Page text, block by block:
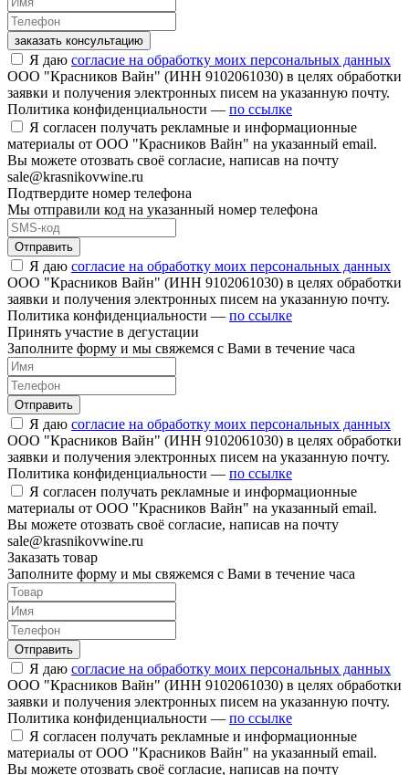
заказать консультацию
Я даю согласие на обработку моих персональных данных
ООО "Красников Вайн" (ИНН 9102061030) в целях обработки
заявки и получения электронных писем на указанную почту.
Политика конфиденциальности — по ссылке
Я согласен получать рекламные и информационные
материалы от ООО "Красников Вайн" на указанный email.
Вы можете отозвать своё согласие, написав на почту
sale@krasnikovwine.ru
Подтвердите номер телефона
Мы отправили код на указанный номер телефона
Отправить
Я даю согласие на обработку моих персональных данных
ООО "Красников Вайн" (ИНН 9102061030) в целях обработки
заявки и получения электронных писем на указанную почту.
Политика конфиденциальности — по ссылке
Принять участие в дегустации
Заполните форму и мы свяжемся с Вами в течение часа
Отправить
Я даю согласие на обработку моих персональных данных
ООО "Красников Вайн" (ИНН 9102061030) в целях обработки
заявки и получения электронных писем на указанную почту.
Политика конфиденциальности — по ссылке
Я согласен получать рекламные и информационные
материалы от ООО "Красников Вайн" на указанный email.
Вы можете отозвать своё согласие, написав на почту
sale@krasnikovwine.ru
Заказать товар
Заполните форму и мы свяжемся с Вами в течение часа
Отправить
Я даю согласие на обработку моих персональных данных
ООО "Красников Вайн" (ИНН 9102061030) в целях обработки
заявки и получения электронных писем на указанную почту.
Политика конфиденциальности — по ссылке
Я согласен получать рекламные и информационные
материалы от ООО "Красников Вайн" на указанный email.
Вы можете отозвать своё согласие, написав на почту